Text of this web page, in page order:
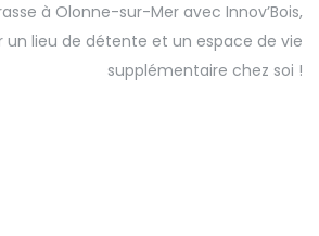
à Olonne-sur-Mer avec Innov’Bois,
un lieu de détente et un espace de vie
supplémentaire chez soi !